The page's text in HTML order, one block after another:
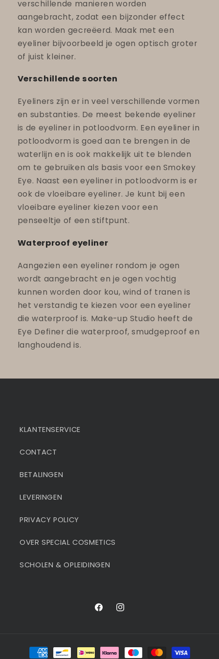
verschillende manieren worden
aangebracht, zodat een bijzonder effect
kan worden gecreëerd. Maak met een
eyeliner bijvoorbeeld je ogen optisch groter
of juist kleiner.
Verschillende soorten
Eyeliners zijn er in veel verschillende vormen
en substanties. De meest bekende eyeliner
is de eyeliner in potloodvorm. Een eyeliner in
potloodvorm is goed aan te brengen in de
waterlijn en is ook makkelijk uit te blenden
om te gebruiken als basis voor een Smokey
Eye. Naast een eyeliner in potloodvorm is er
ook de vloeibare eyeliner. Je kunt bij een
vloeibare eyeliner kiezen voor een
penseeltje of een stiftpunt.
Waterproof eyeliner
Aangezien een eyeliner rondom je ogen
wordt aangebracht en je ogen vochtig
kunnen worden door kou, wind of tranen is
het verstandig te kiezen voor een eyeliner
die waterproof is. Make-up Studio heeft de
Eye Definer die waterproof, smudgeproof en
langhoudend is.
KLANTENSERVICE
CONTACT
BETALINGEN
LEVERINGEN
PRIVACY POLICY
OVER SPECIAL COSMETICS
SCHOLEN & OPLEIDINGEN
FacebookInstagram
Betaalmethoden